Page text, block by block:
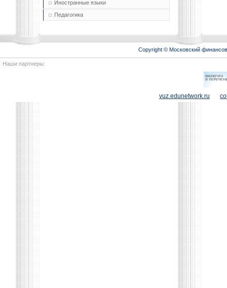
Иностранные языки
Педагогика
Copyright © Московский
Наши партнеры:
vuz.edunetwork.ru